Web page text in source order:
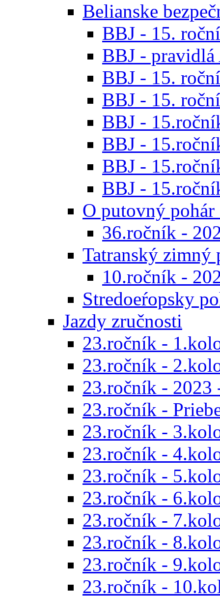
Belianske
BBJ - 15.
BBJ - pravidlá
BBJ - 15.
BBJ - 15.
BBJ -
BBJ -
BBJ -
BBJ -
O putovný
36.ročník -
Tatranský zimný
10.ročník -
Stredoeŕopsky
Jazdy zručnosti
23.ročník -
23.ročník -
23.ročník - 2023
23.ročník -
23.ročník -
23.ročník -
23.ročník -
23.ročník -
23.ročník -
23.ročník -
23.ročník -
23.ročník -